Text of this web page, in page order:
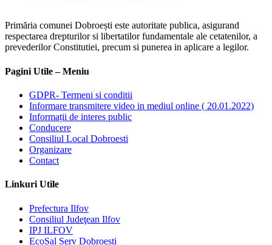
Primăria comunei Dobroești este autoritate publica, asigurand
respectarea drepturilor si libertatilor fundamentale ale cetatenilor, a
prevederilor Constitutiei, precum si punerea in aplicare a legilor.
Pagini Utile – Meniu
GDPR- Termeni si conditii
Informare transmitere video in mediul online ( 20.01.2022)
Informații de interes public
Conducere
Consiliul Local Dobroesti
Organizare
Contact
Linkuri Utile
Prefectura Ilfov
Consiliul Judeţean Ilfov
IPJ ILFOV
EcoSal Serv Dobroesti